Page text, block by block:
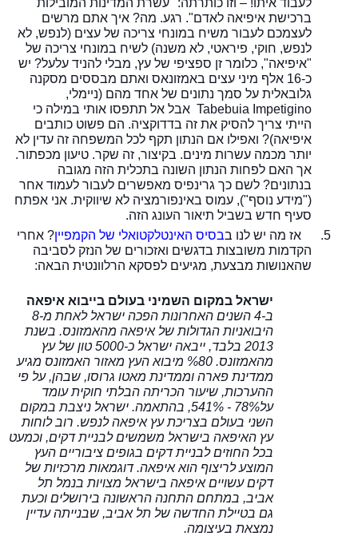
ברכישת איפיאה לאדם". רגע. מה? איך אתם מרשים
לעצמכם לעבור משיח במונחי צריכה של עצים (לנפש, לא
לנפש, חוקי, פיראטי, לא משנה) לשיח במונחי צריכה של
"איפיאה", כלומר זן ספציפי של עץ, מבלי להניד עלעל? יש
כ-16 אלף מיני עצים באמזונאס ואתם מבססים מסקנה
גלובאלית על סמך נתונים של אחד מהם (ניימלי,
Tabebuia Impetigino אבל אל תתפסו אותי במילה כי
הייתי צריך להסיק את זה בדדוקציה. הם פשוט כותבים
איפיאה)? ואפילו אם הנתון תקף לכל המשפחה זה עדין לא
יותר מכמה עשרות מינים. בקיצור, זה שקר. טיעון מכפתור.
אך האם לפחות הנתון השונה בתכלית הזה מגובה
בנתונים? לשם כך גרינפיס מאפשרים לעבור לעמוד אחר
("מידע נוסף"), עמוס באינפורמציה לא שיווקית. אני אפתח
סעיף חדש בשביל תיאור העונג הזה.
5.
אז מה יש לנו בבסיס האינטלקטואלי של הקמפיין? אחרי
הקדמות משובצות בדגשים ואזכורים של הנזק לסביבה
שהאנושות מבצעת, מגיעים לפסקא הרלוונטית הבאה:
ישראל במקום השמיני בעולם בייבוא איפאה
ב-4 השנים האחרונות הפכה ישראל לאחת מ-8
היבואניות הגדולות של איפאה מהאמזונס. בשנת
2013 בלבד, ייבאה ישראל כ-5000 טון של עץ
מהאמזונס. %80 מיבוא העץ מאזור האמזונס מגיע
ממדינת פארה וממדינת מאטו גרוסו, שבהן, על פי
ההערכות, שיעור הכריתה הבלתי חוקית עומד
על78% - 541%, בהתאמה. ישראל ניצבת במקום
השני בעולם בצריכת עץ איפאה לנפש. רוב לוחות
עץ האיפאה בישראל משמשים לבניית דקים, וכמעט
בכל החוזים לבניית דקים בגופים ציבוריים העץ
המוצע לריצוף הוא איפאה. דוגמאות מרכזיות של
דקים עשויים איפאה בישראל מצויות בנמל תל
אביב, במתחם התחנה הראשונה בירושלים וכעת
גם בטיילת החדשה של תל אביב, שבנייתה עדיין
נמצאת בעיצומה.